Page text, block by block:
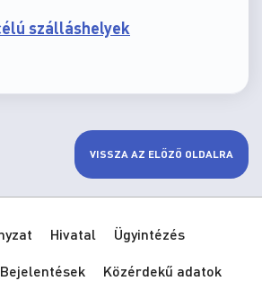
szálláshelyek
VISSZA AZ ELŐZŐ OLDALRA
Hivatal
Ügyintézés
Közérdekű adatok